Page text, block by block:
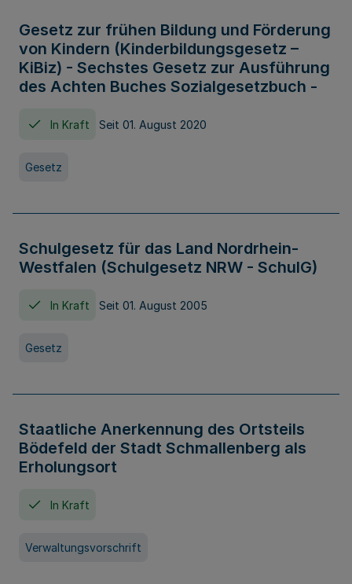
Gesetz zur frühen Bildung und Förderung
von Kindern (Kinderbildungsgesetz –
KiBiz) - Sechstes Gesetz zur Ausführung
des Achten Buches Sozialgesetzbuch -
In Kraft Seit 01. August 2020
Gesetz
Schulgesetz für das Land Nordrhein-
Westfalen (Schulgesetz NRW - SchulG)
In Kraft Seit 01. August 2005
Gesetz
Staatliche Anerkennung des Ortsteils
Bödefeld der Stadt Schmallenberg als
Erholungsort
In Kraft
Verwaltungsvorschrift